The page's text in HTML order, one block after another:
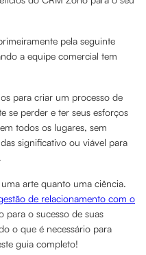
pela seguinte
a equipe comercial tem
para criar um processo de
se perder e ter seus esforços
todos os lugares, sem
significativo ou viável para
arte quanto uma ciência.
de relacionamento com o
para o sucesso de suas
o que é necessário para
guia completo!